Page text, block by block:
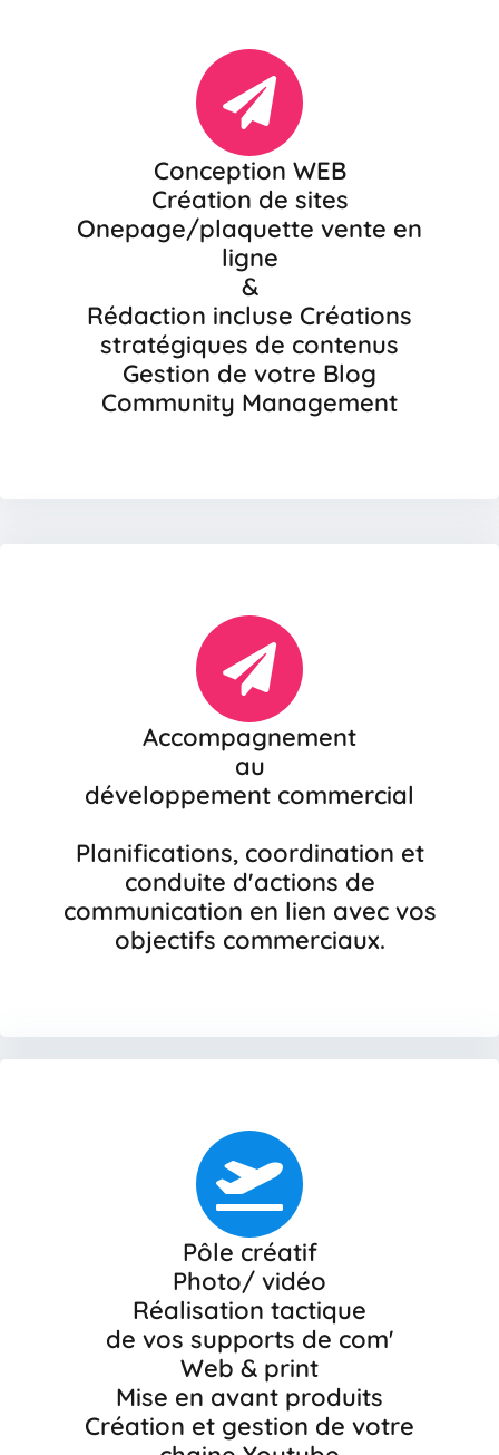
Conception WEB
Création de sites
Onepage/plaquette vente en
ligne
&
Rédaction incluse Créations
stratégiques de contenus
Gestion de votre Blog
Community Management
Accompagnement
au
développement commercial
Planifications, coordination et
conduite d'actions de
communication en lien avec vos
objectifs commerciaux.
Pôle créatif
Photo/ vidéo
Réalisation tactique
de vos supports de com'
Web & print
Mise en avant produits
Création et gestion de votre